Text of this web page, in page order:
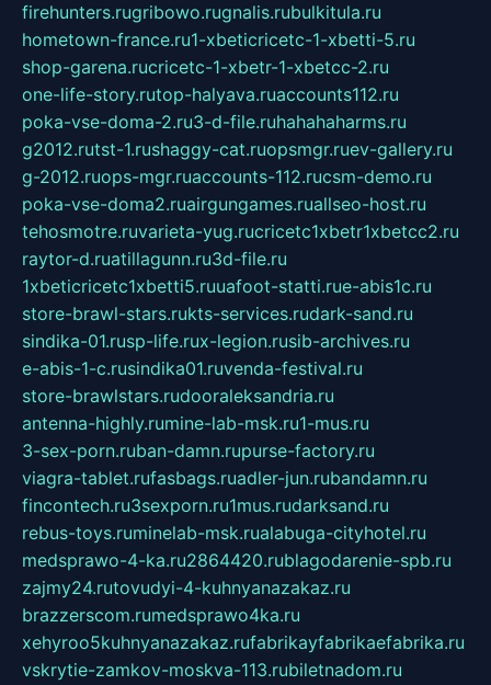
firehunters.rugribowo.rugnalis.rubulkitula.ru
hometown-france.ru1-xbeticricetc-1-xbetti-5.ru
shop-garena.rucricetc-1-xbetr-1-xbetcc-2.ru
one-life-story.rutop-halyava.ruaccounts112.ru
poka-vse-doma-2.ru3-d-file.ruhahahaharms.ru
g2012.rutst-1.rushaggy-cat.ruopsmgr.ruev-gallery.ru
g-2012.ruops-mgr.ruaccounts-112.rucsm-demo.ru
poka-vse-doma2.ruairgungames.ruallseo-host.ru
tehosmotre.ruvarieta-yug.rucricetc1xbetr1xbetcc2.ru
raytor-d.ruatillagunn.ru3d-file.ru
1xbeticricetc1xbetti5.ruuafoot-statti.rue-abis1c.ru
store-brawl-stars.rukts-services.rudark-sand.ru
sindika-01.rusp-life.rux-legion.rusib-archives.ru
e-abis-1-c.rusindika01.ruvenda-festival.ru
store-brawlstars.rudooraleksandria.ru
antenna-highly.rumine-lab-msk.ru1-mus.ru
3-sex-porn.ruban-damn.rupurse-factory.ru
viagra-tablet.rufasbags.ruadler-jun.rubandamn.ru
fincontech.ru3sexporn.ru1mus.rudarksand.ru
rebus-toys.ruminelab-msk.rualabuga-cityhotel.ru
medsprawo-4-ka.ru2864420.rublagodarenie-spb.ru
zajmy24.rutovudyi-4-kuhnyanazakaz.ru
brazzerscom.rumedsprawo4ka.ru
xehyroo5kuhnyanazakaz.rufabrikayfabrikaefabrika.ru
vskrytie-zamkov-moskva-113.rubiletnadom.ru